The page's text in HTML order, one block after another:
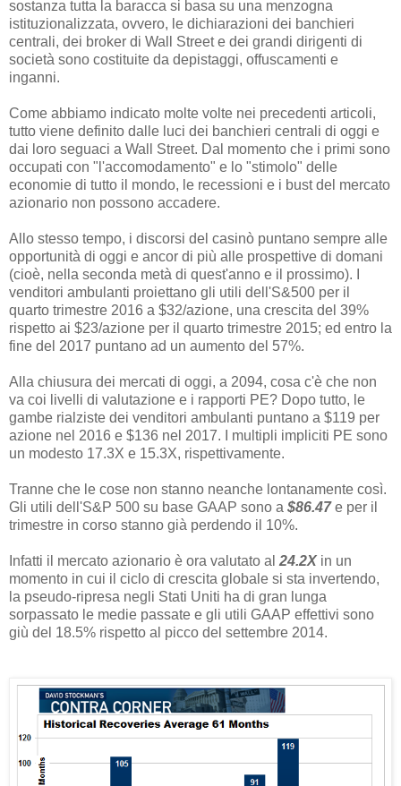
sostanza tutta la baracca si basa su una menzogna
istituzionalizzata, ovvero, le dichiarazioni dei banchieri
centrali, dei broker di Wall Street e dei grandi dirigenti di
società sono costituite da depistaggi, offuscamenti e
inganni.
Come abbiamo indicato molte volte nei precedenti articoli,
tutto viene definito dalle luci dei banchieri centrali di oggi e
dai loro seguaci a Wall Street. Dal momento che i primi sono
occupati con "l'accomodamento" e lo "stimolo" delle
economie di tutto il mondo, le recessioni e i bust del mercato
azionario non possono accadere.
Allo stesso tempo, i discorsi del casinò puntano sempre alle
opportunità di oggi e ancor di più alle prospettive di domani
(cioè, nella seconda metà di quest'anno e il prossimo). I
venditori ambulanti proiettano gli utili dell'S&500 per il
quarto trimestre 2016 a $32/azione, una crescita del 39%
rispetto ai $23/azione per il quarto trimestre 2015; ed entro la
fine del 2017 puntano ad un aumento del 57%.
Alla chiusura dei mercati di oggi, a 2094, cosa c'è che non
va coi livelli di valutazione e i rapporti PE? Dopo tutto, le
gambe rialziste dei venditori ambulanti puntano a $119 per
azione nel 2016 e $136 nel 2017. I multipli impliciti PE sono
un modesto 17.3X e 15.3X, rispettivamente.
Tranne che le cose non stanno neanche lontanamente così.
Gli utili dell'S&P 500 su base GAAP sono a $86.47e per il
trimestre in corso stanno già perdendo il 10%.
Infatti il mercato azionario è ora valutato al 24.2X in un
momento in cui il ciclo di crescita globale si sta invertendo,
la pseudo-ripresa negli Stati Uniti ha di gran lunga
sorpassato le medie passate e gli utili GAAP effettivi sono
giù del 18.5% rispetto al picco del settembre 2014.